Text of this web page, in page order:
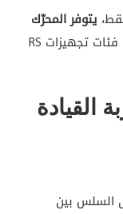
يتوفر المحرّك
سعة 3.6 ليتر (DI، DOHC، VVT) قياسياً في فئات تجهيزات RS
القيادة